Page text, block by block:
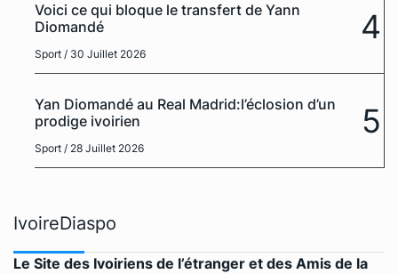
Voici ce qui bloque le transfert de Yann
Diomandé
Sport / 30 Juillet 2026
4
Yan Diomandé au Real Madrid:l’éclosion d’un
prodige ivoirien
Sport / 28 Juillet 2026
5
IvoireDiaspo
Le Site des Ivoiriens de l’étranger et des Amis de la